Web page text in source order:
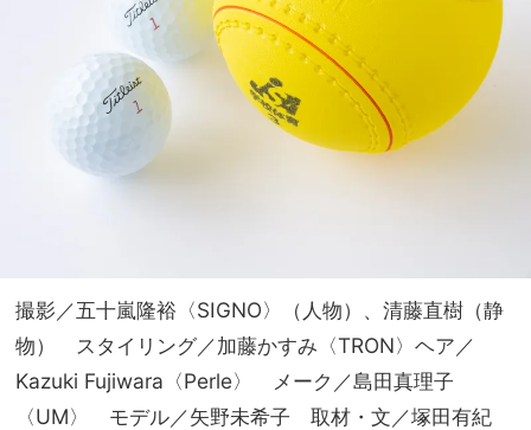
撮影／五十嵐隆裕〈SIGNO〉（人物）、清藤直樹（静
物） スタイリング／加藤かすみ〈TRON〉ヘア／
Kazuki Fujiwara〈Perle〉 メーク／島田真理子
〈UM〉 モデル／矢野未希子 取材・文／塚田有紀